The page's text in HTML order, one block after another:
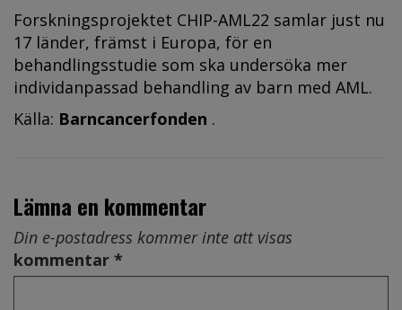
Forskningsprojektet CHIP-AML22 samlar just nu
17 länder, främst i Europa, för en
behandlingsstudie som ska undersöka mer
individanpassad behandling av barn med AML.
Källa: Barncancerfonden .
Lämna en kommentar
Din e-postadress kommer inte att visas
kommentar *